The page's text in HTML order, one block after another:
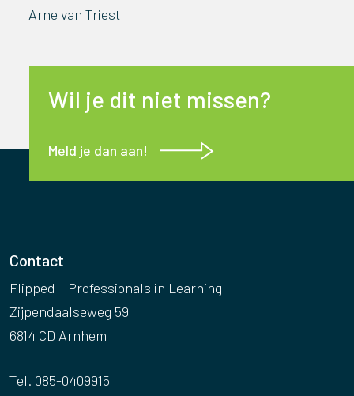
Arne van Triest
Contact
Flipped – Professionals in Learning
Zijpendaalseweg 59
6814 CD Arnhem
Tel. 085-0409915
Wil je dit niet missen?
Meld je dan aan!